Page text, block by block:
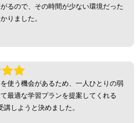
るので、その時間が少ない環境だった
りました。
使う機会があるため、一人ひとりの弱
最適な学習プランを提案してくれる
講しようと決めました。